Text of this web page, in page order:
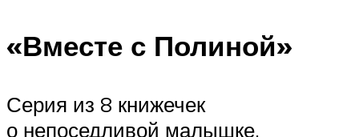
«Вместе с Полиной»
Серия из 8 книжечек
о непоседливой малышке.